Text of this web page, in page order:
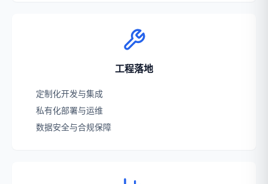
工程落地
定制化开发与集成
私有化部署与运维
数据安全与合规保障